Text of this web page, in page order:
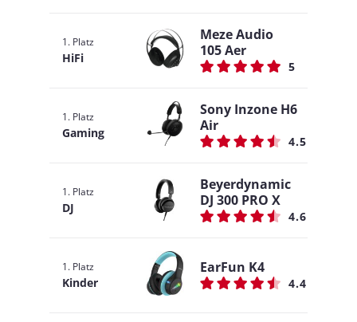
1. Platz
HiFi
Meze Audio
105 Aer
5
1. Platz
Gaming
Sony Inzone H6
Air
4.5
1. Platz
DJ
Beyerdynamic
DJ 300 PRO X
4.6
1. Platz
Kinder
EarFun K4
4.4